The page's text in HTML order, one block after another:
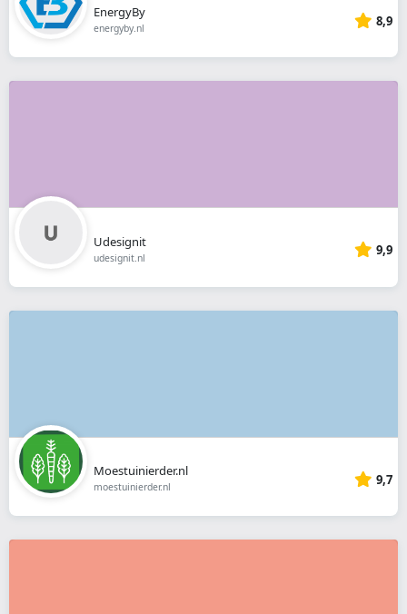
EnergyBy
energyby.nl 8,9
Udesignit
udesignit.nl 9,9
Moestuinierder.nl
moestuinierder.nl 9,7